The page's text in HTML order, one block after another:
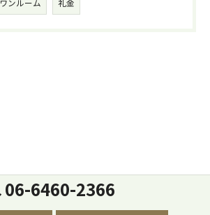
ワンルーム 礼金
06-6460-2366